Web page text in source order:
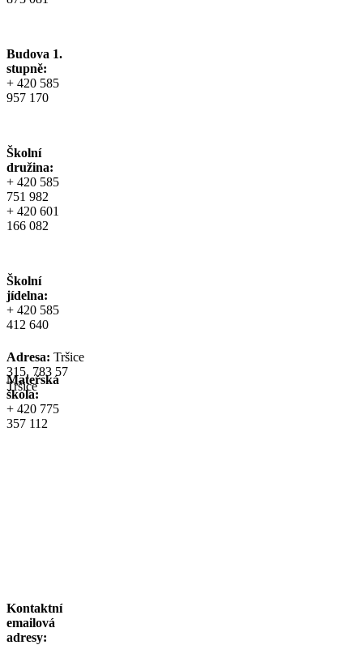
Budova 1.
stupně:
+ 420 585
957 170
Školní
družina:
+ 420 585
751 982
+ 420 601
166 082
Školní
jídelna:
+ 420 585
412 640
Mateřská
škola:
+ 420 775
357 112
Adresa: Tršice
315, 783 57
Tršice
Kontaktní
emailová
adresy: